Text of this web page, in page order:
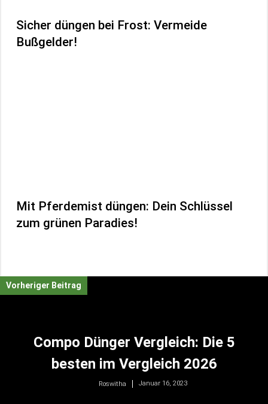
Sicher düngen bei Frost: Vermeide
Bußgelder!
Mit Pferdemist düngen: Dein Schlüssel
zum grünen Paradies!
Vorheriger Beitrag
Compo Dünger Vergleich: Die 5
besten im Vergleich 2026
Roswitha Januar 16, 2023